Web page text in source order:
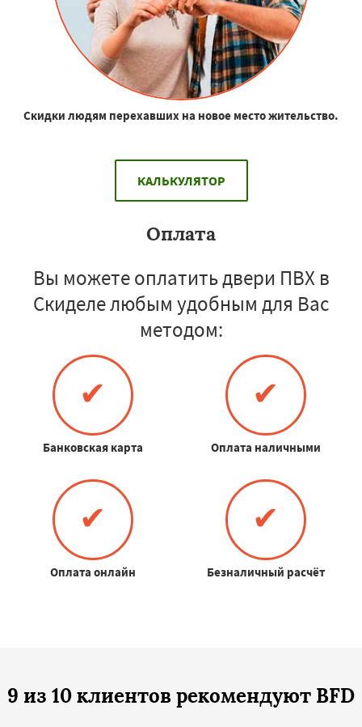
Скидки людям перехавших на новое место жительство.
КАЛЬКУЛЯТОР
Оплата
Вы можете оплатить двери ПВХ в
Скиделе любым удобным для Вас
методом:
✔
Банковская карта
✔
Оплата наличными
✔
Оплата онлайн
✔
Безналичный расчёт
9 из 10 клиентов рекомендуют BFD